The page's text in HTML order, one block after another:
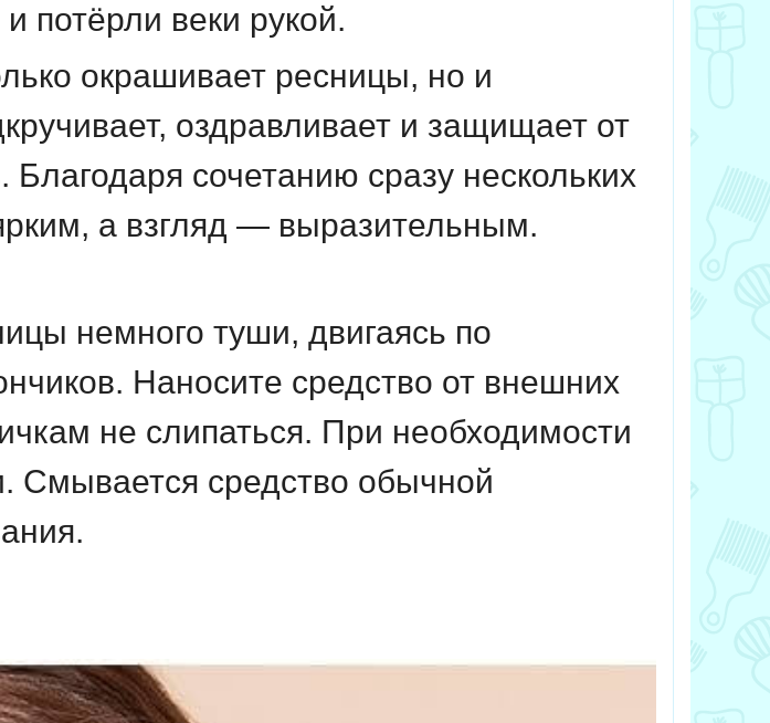
потёрли веки рукой.
окрашивает ресницы, но и
оздравливает и защищает от
сочетанию сразу нескольких
а взгляд — выразительным.
немного туши, двигаясь по
Наносите средство от внешних
не слипаться. При необходимости
Смывается средство обычной